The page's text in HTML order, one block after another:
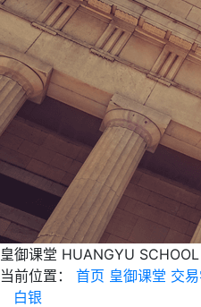
皇御课堂 HUANGYU SCHOOL
当前位置：
首页 皇御课堂 交
白银